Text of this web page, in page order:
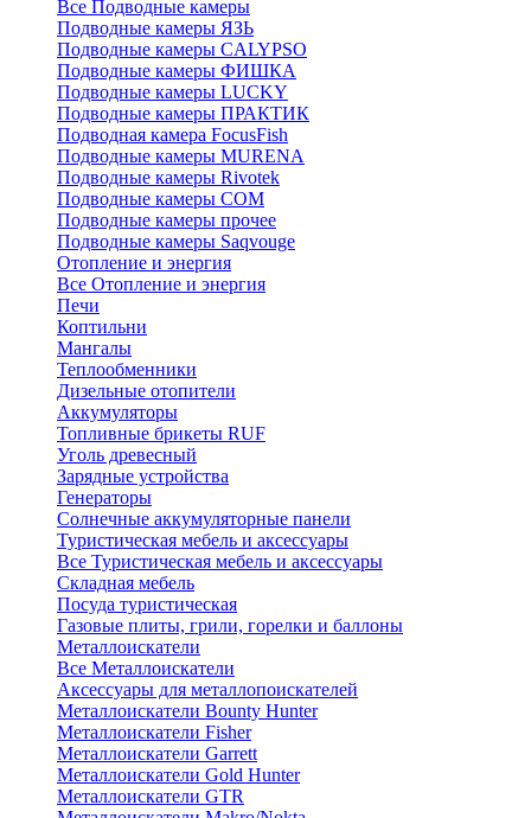
Все Подводные камеры
Подводные камеры ЯЗЬ
Подводные камеры CALYPSO
Подводные камеры ФИШКА
Подводные камеры LUCKY
Подводные камеры ПРАКТИК
Подводная камера FocusFish
Подводные камеры MURENA
Подводные камеры Rivotek
Подводные камеры СОМ
Подводные камеры прочее
Подводные камеры Saqvouge
Отопление и энергия
Все Отопление и энергия
Печи
Коптильни
Мангалы
Теплообменники
Дизельные отопители
Аккумуляторы
Топливные брикеты RUF
Уголь древесный
Зарядные устройства
Генераторы
Солнечные аккумуляторные панели
Туристическая мебель и аксессуары
Все Туристическая мебель и аксессуары
Складная мебель
Посуда туристическая
Газовые плиты, грили, горелки и баллоны
Металлоискатели
Все Металлоискатели
Аксессуары для металлопоискателей
Металлоискатели Bounty Hunter
Металлоискатели Fisher
Металлоискатели Garrett
Металлоискатели Gold Hunter
Металлоискатели GTR